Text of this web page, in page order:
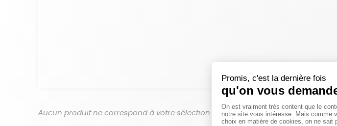
Aucun produit ne correspond à votre sélection.